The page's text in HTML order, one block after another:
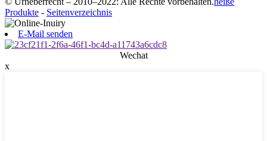
Produkte - Seitenverzeichnis
E-Mail senden
Wechat
x